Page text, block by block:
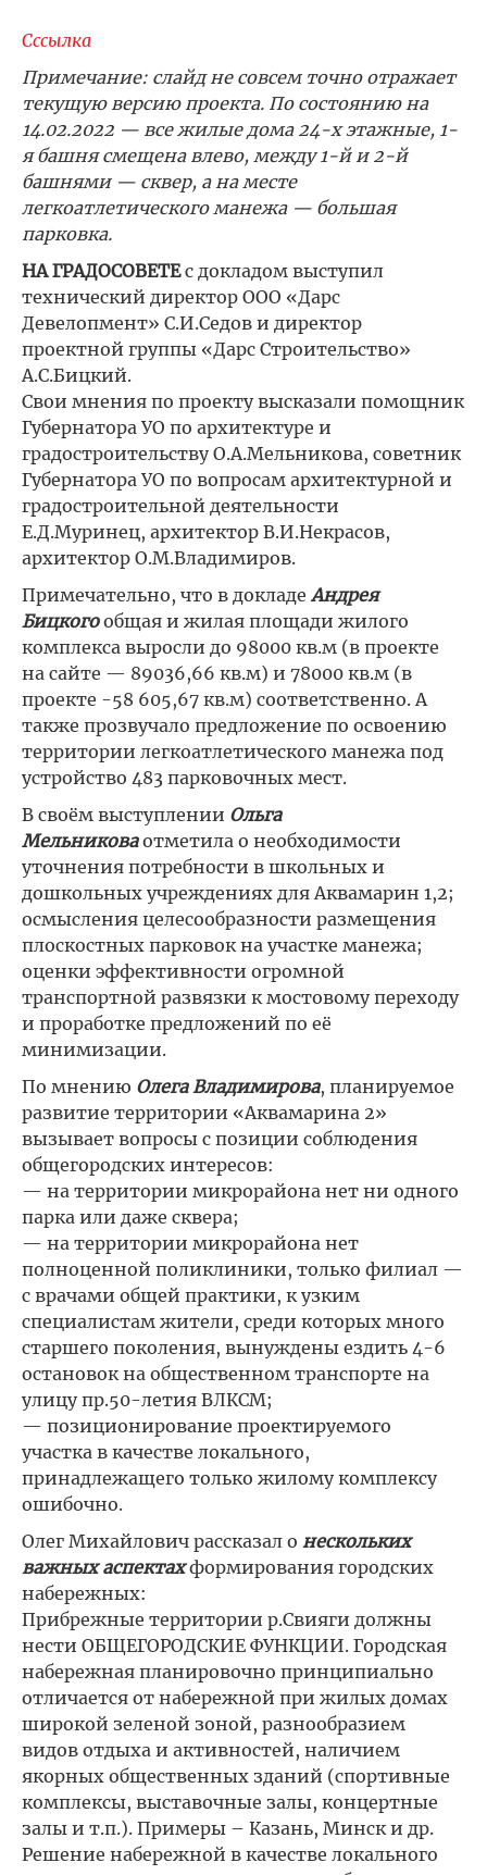
Сссылка
Примечание: слайд не совсем точно отражает
текущую версию проекта. По состоянию на
14.02.2022 — все жилые дома 24-х этажные, 1-
я башня смещена влево, между 1-й и 2-й
башнями — сквер, а на месте
легкоатлетического манежа — большая
парковка.
НА ГРАДОСОВЕТЕс докладом выступил
технический директор ООО «Дарс
Девелопмент» С.И.Седов и директор
проектной группы «Дарс Строительство»
А.С.Бицкий.
Свои мнения по проекту высказали помощник
Губернатора УО по архитектуре и
градостроительству О.А.Мельникова, советник
Губернатора УО по вопросам архитектурной и
градостроительной деятельности
Е.Д.Муринец, архитектор В.И.Некрасов,
архитектор О.М.Владимиров.
Примечательно, что в докладеАндрея
Бицкогообщая и жилая площади жилого
комплекса выросли до 98000 кв.м (в проекте
на сайте — 89036,66 кв.м) и 78000 кв.м (в
проекте -58 605,67 кв.м) соответственно. А
также прозвучало предложение по освоению
территории легкоатлетического манежа под
устройство 483 парковочных мест.
В своём выступлении Ольга
Мельниковаотметила о необходимости
уточнения потребности в школьных и
дошкольных учреждениях для Аквамарин 1,2;
осмысления целесообразности размещения
плоскостных парковок на участке манежа;
оценки эффективности огромной
транспортной развязки к мостовому переходу
и проработке предложений по её
минимизации.
По мнению Олега Владимирова, планируемое
развитие территории «Аквамарина 2»
вызывает вопросы с позиции соблюдения
общегородских интересов:
— на территории микрорайона нет ни одного
парка или даже сквера;
— на территории микрорайона нет
полноценной поликлиники, только филиал —
с врачами общей практики, к узким
специалистам жители, среди которых много
старшего поколения, вынуждены ездить 4-6
остановок на общественном транспорте на
улицу пр.50-летия ВЛКСМ;
— позиционирование проектируемого
участка в качестве локального,
принадлежащего только жилому комплексу
ошибочно.
Олег Михайлович рассказал о нескольких
важных аспектахформирования городских
набережных:
Прибрежные территории р.Свияги должны
нести ОБЩЕГОРОДСКИЕ ФУНКЦИИ. Городская
набережная планировочно принципиально
отличается от набережной при жилых домах
широкой зеленой зоной, разнообразием
видов отдыха и активностей, наличием
якорных общественных зданий (спортивные
комплексы, выставочные залы, концертные
залы и т.п.). Примеры – Казань, Минск и др.
Решение набережной в качестве локального